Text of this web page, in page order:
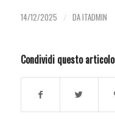
14/12/2025 / DAITADMIN
Condividi questo articolo